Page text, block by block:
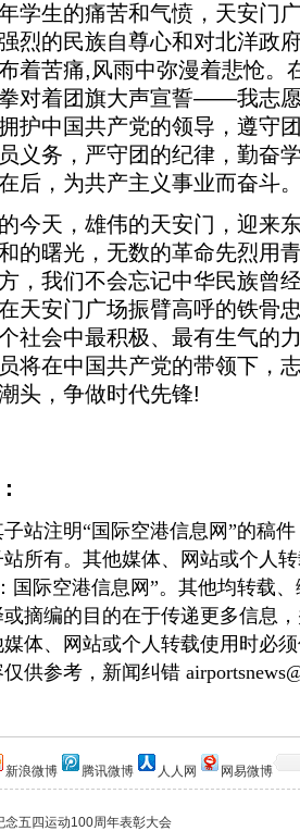
学生的痛苦和气愤，天安门
烈的民族自尊心和对北洋政
着苦痛,风雨中弥漫着悲怆。
对着团旗大声宣誓——我志
护中国共产党的领导，遵守
义务，严守团的纪律，勤奋
后，为共产主义事业而奋斗
天，雄伟的天安门，迎来
的曙光，无数的革命先烈用
，我们不会忘记中华民族曾
天安门广场振臂高呼的铁骨
社会中最积极、最有生气的
将在中国共产党的带领下，
头，争做时代先锋!
注明“国际空港信息网”的稿件
所有。其他媒体、网站或个人
国际空港信息网”。其他均转载
摘编的目的在于传递更多信息
体、网站或个人转载使用时必
供参考，新闻纠错
新浪微博 腾讯微博 人人网 网易微博
念五四运动100周年表彰大会